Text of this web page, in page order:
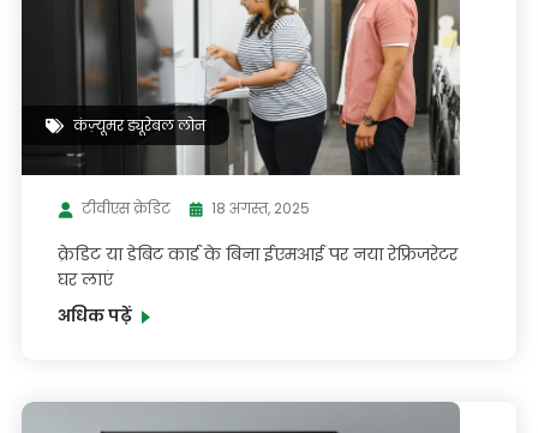
कंज़्यूमर ड्यूरेबल लोन
टीवीएस क्रेडिट 18 अगस्त, 2025
क्रेडिट या डेबिट कार्ड के बिना ईएमआई पर नया रेफ्रिजरेटर
घर लाएं
अधिक पढ़ें